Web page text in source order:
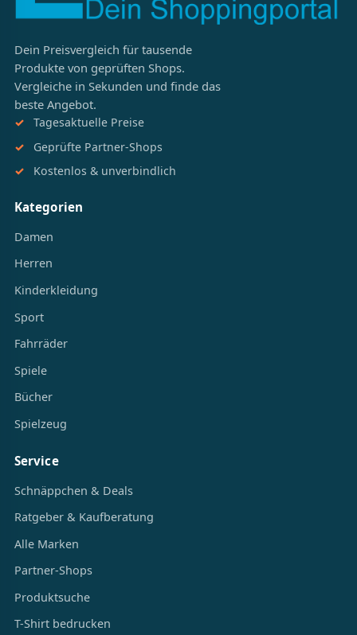
Dein Preisvergleich für tausende
Produkte von geprüften Shops.
Vergleiche in Sekunden und finde das
beste Angebot.
Tagesaktuelle Preise
Geprüfte Partner-Shops
Kostenlos & unverbindlich
Kategorien
Damen
Herren
Kinderkleidung
Sport
Fahrräder
Spiele
Bücher
Spielzeug
Service
Schnäppchen & Deals
Ratgeber & Kaufberatung
Alle Marken
Partner-Shops
Produktsuche
T-Shirt bedrucken